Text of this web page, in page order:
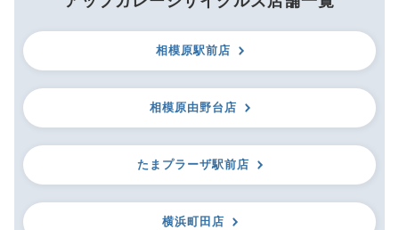
相模原駅前店
相模原由野台店
たまプラーザ駅前店
横浜町田店